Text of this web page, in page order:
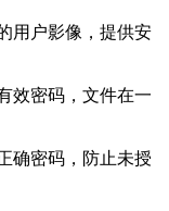
用户影像，提供安
效密码，文件在一
确密码，防止未授